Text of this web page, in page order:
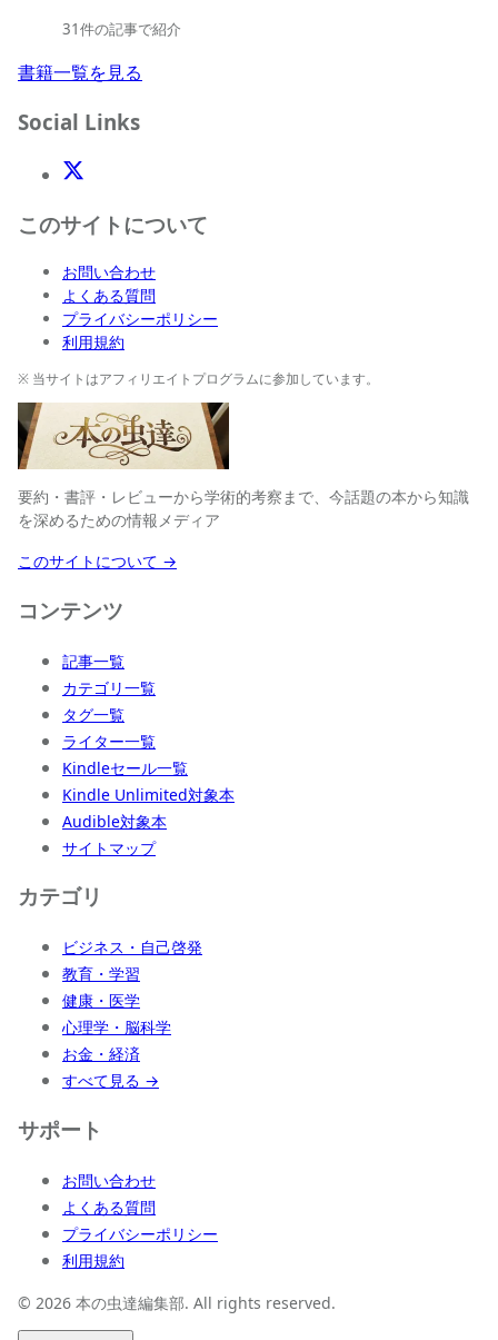
31件の記事で紹介
書籍一覧を見る
Social Links
X(Twitter)
このサイトについて
お問い合わせ
よくある質問
プライバシーポリシー
利用規約
※ 当サイトはアフィリエイトプログラムに参加しています。
要約・書評・レビューから学術的考察まで、今話題の本から知識
を深めるための情報メディア
このサイトについて →
コンテンツ
記事一覧
カテゴリ一覧
タグ一覧
ライター一覧
Kindleセール一覧
Kindle Unlimited対象本
Audible対象本
サイトマップ
カテゴリ
ビジネス・自己啓発
教育・学習
健康・医学
心理学・脳科学
お金・経済
すべて見る →
サポート
お問い合わせ
よくある質問
プライバシーポリシー
利用規約
© 2026 本の虫達編集部. All rights reserved.